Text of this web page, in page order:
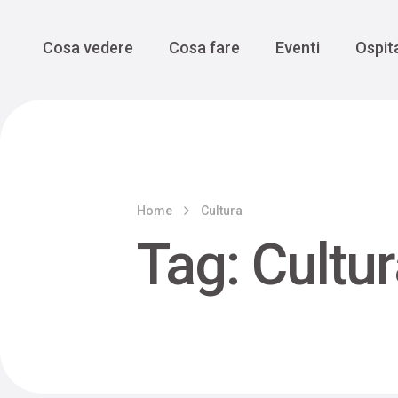
Main Navigation
Cosa vedere Cosa fare Eventi
Home Cultura
Tag: